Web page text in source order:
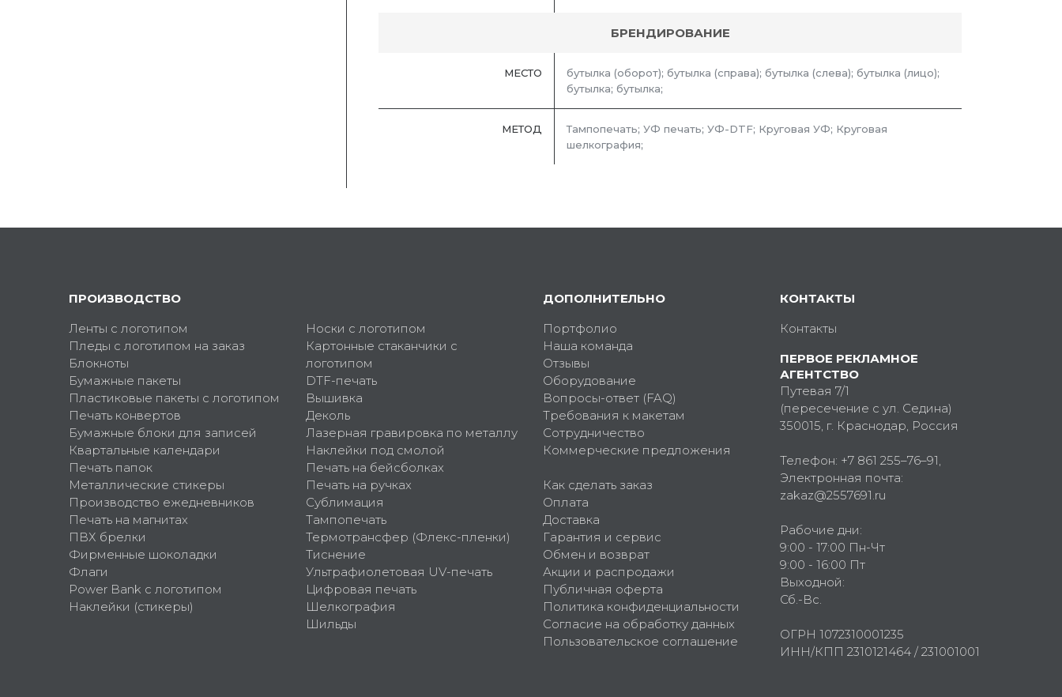
БРЕНДИРОВАНИЕ
МЕСТО
бутылка (оборот); бутылка (справа); бутылка (слева); бутылка (лицо);
бутылка; бутылка;
МЕТОД
Тампопечать; УФ печать; УФ-DTF; Круговая УФ; Круговая
шелкография;
ПРОИЗВОДСТВО
Ленты с логотипом
Пледы с логотипом на заказ
Блокноты
Бумажные пакеты
Пластиковые пакеты с логотипом
Печать конвертов
Бумажные блоки для записей
Квартальные календари
Печать папок
Металлические стикеры
Производство ежедневников
Печать на магнитах
ПВХ брелки
Фирменные шоколадки
Флаги
Power Bank с логотипом
Наклейки (стикеры)
Носки с логотипом
Картонные стаканчики с
логотипом
DTF-печать
Вышивка
Деколь
Лазерная гравировка по металлу
Наклейки под смолой
Печать на бейсболках
Печать на ручках
Сублимация
Тампопечать
Термотрансфер (Флекс-пленки)
Тиснение
Ультрафиолетовая UV-печать
Цифровая печать
Шелкография
Шильды
ДОПОЛНИТЕЛЬНО
Портфолио
Наша команда
Отзывы
Оборудование
Вопросы-ответ (FAQ)
Требования к макетам
Сотрудничество
Коммерческие предложения
Как сделать заказ
Оплата
Доставка
Гарантия и сервис
Обмен и возврат
Акции и распродажи
Публичная оферта
Политика конфиденциальности
Согласие на обработку данных
Пользовательское соглашение
КОНТАКТЫ
Контакты
ПЕРВОЕ РЕКЛАМНОЕ
АГЕНТСТВО
Путевая 7/1
(пересечение с ул. Седина)
350015, г. Краснодар, Россия
Телефон: +7 861 255–76–91,
Электронная почта:
zakaz@2557691.ru
Рабочие дни:
9:00 - 17:00 Пн-Чт
9:00 - 16:00 Пт
Выходной:
Сб.-Вс.
ОГРН 1072310001235
ИНН/КПП 2310121464 / 231001001